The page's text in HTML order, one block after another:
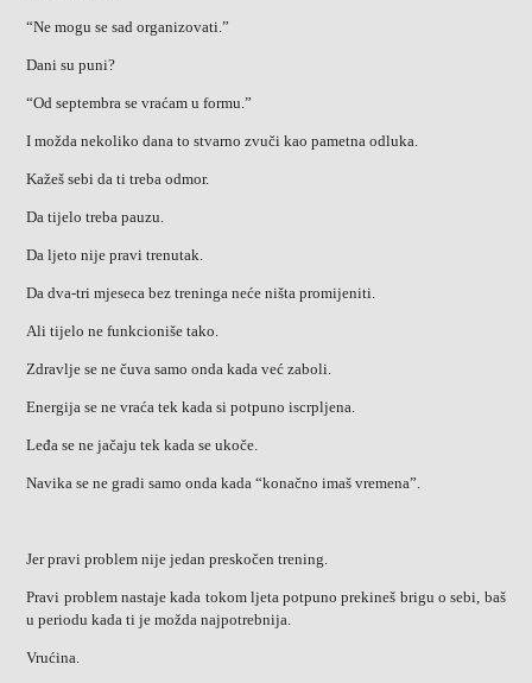
“Ne mogu se sad organizovati.”
Dani su puni?
“Od septembra se vraćam u formu.”
I možda nekoliko dana to stvarno zvuči kao pametna odluka.
Kažeš sebi da ti treba odmor.
Da tijelo treba pauzu.
Da ljeto nije pravi trenutak.
Da dva-tri mjeseca bez treninga neće ništa promijeniti.
Ali tijelo ne funkcioniše tako.
Zdravlje se ne čuva samo onda kada već zaboli.
Energija se ne vraća tek kada si potpuno iscrpljena.
Leđa se ne jačaju tek kada se ukoče.
Navika se ne gradi samo onda kada “konačno imaš vremena”.
Jer pravi problem nije jedan preskočen trening.
Pravi problem nastaje kada tokom ljeta potpuno prekineš brigu o sebi, baš
u periodu kada ti je možda najpotrebnija.
Vrućina.